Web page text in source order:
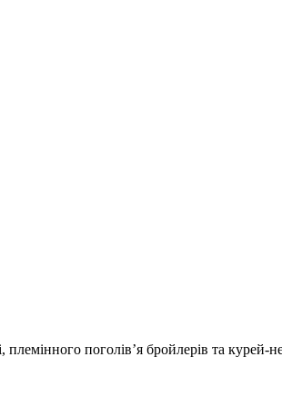
племінного поголів’я бройлерів та